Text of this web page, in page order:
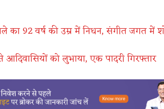
का 92 वर्ष की उम्र में निधन, संगीत जगत में
को लुभाया, एक पादरी गिरफ्तार